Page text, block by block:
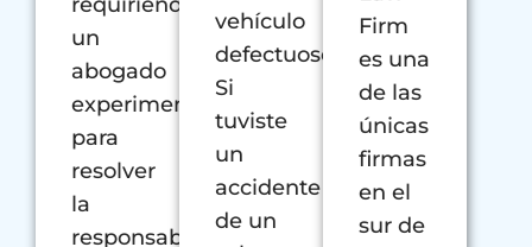
un
abogado
experimentado
para
resolver
la
responsabilidad
vehículo
defectuoso.
Si
tuviste
un
accidente
de un
Firm
es una
de las
únicas
firmas
en el
sur de